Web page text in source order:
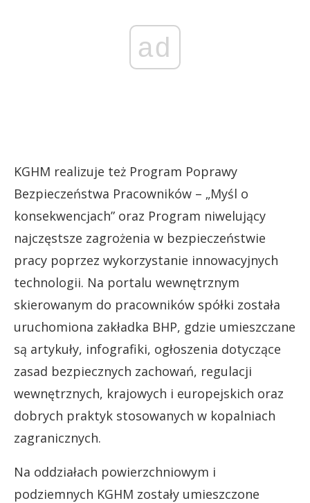
ad
KGHM realizuje też Program Poprawy
Bezpieczeństwa Pracowników – „Myśl o
konsekwencjach” oraz Program niwelujący
najczęstsze zagrożenia w bezpieczeństwie
pracy poprzez wykorzystanie innowacyjnych
technologii. Na portalu wewnętrznym
skierowanym do pracowników spółki została
uruchomiona zakładka BHP, gdzie umieszczane
są artykuły, infografiki, ogłoszenia dotyczące
zasad bezpiecznych zachowań, regulacji
wewnętrznych, krajowych i europejskich oraz
dobrych praktyk stosowanych w kopalniach
zagranicznych.
Na oddziałach powierzchniowym i
podziemnych KGHM zostały umieszczone